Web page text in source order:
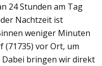
24 Stunden am Tag
Nachtzeit ist
weniger Minuten
(71735) vor Ort, um
bringen wir direkt